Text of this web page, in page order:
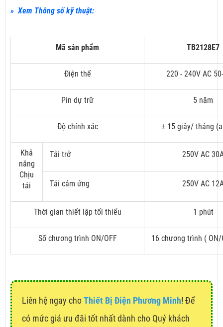
» Xem Thông số kỹ thuật:
Mã sản phẩm TB2128E7
Điện thế 220 - 240V AC
Pin dự trữ 5 năm
Độ chính xác ± 15 giây/ tháng
Khả
năng
Chịu
tải
Tải trở 250V AC
Tải cảm ứng 250V AC
Thời gian thiết lập tối thiểu 1 phút
Số chương trình ON/OFF 16 chương trình ( ON/
Liên hệ ngay choThiết Bị Điện Phương Minh! Để
có mức giá ưu đãi tốt nhất dành cho Quý khách